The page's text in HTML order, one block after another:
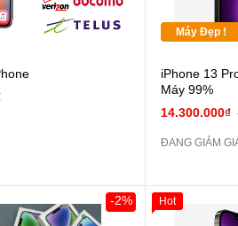
Máy Đẹp !
iPhone 13
Máy 99%
14.300.000₫
ĐANG GIẢM
Khách Hàng
-2% Hot